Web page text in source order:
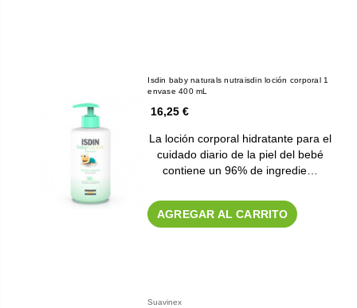
Isdin baby naturals nutraisdin loción corporal 1
envase 400 mL
16,25 €
La loción corporal hidratante para el
cuidado diario de la piel del bebé
contiene un 96% de ingredie…
AGREGAR AL CARRITO
Suavinex